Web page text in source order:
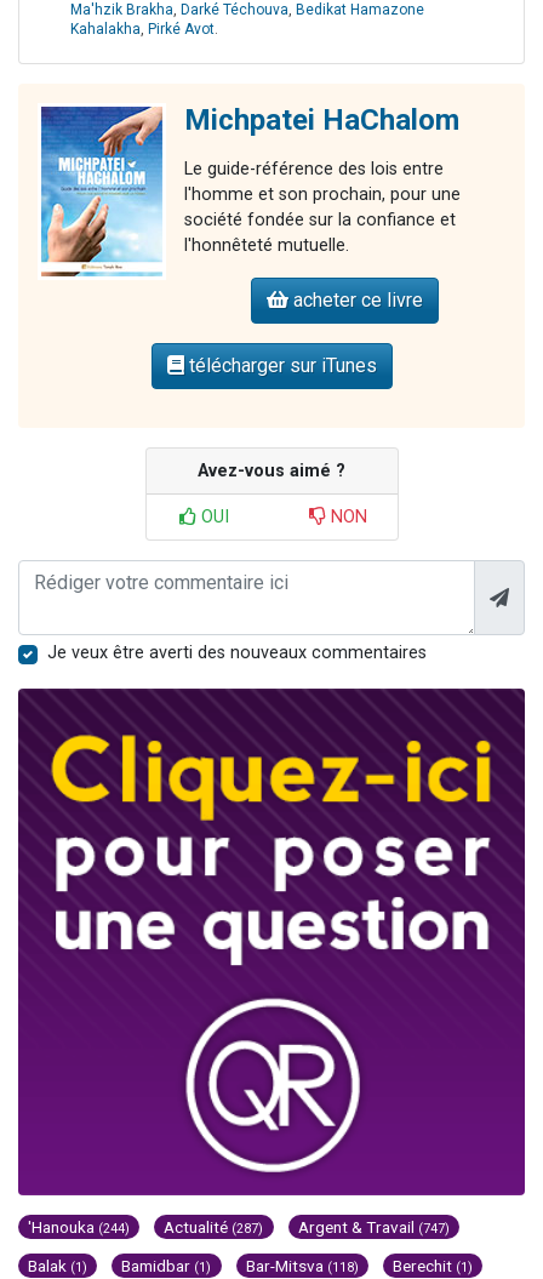
Ma'hzik Brakha, Darké Téchouva, Bedikat Hamazone
Kahalakha, Pirké Avot.
Michpatei HaChalom
Le guide-référence des lois entre
l'homme et son prochain, pour une
société fondée sur la confiance et
l'honnêteté mutuelle.
acheter ce livre
télécharger sur iTunes
Avez-vous aimé ?
OUI NON
Je veux être averti des nouveaux commentaires
'Hanouka (244) Actualité (287) Argent & Travail (747)
Balak (1) Bamidbar (1) Bar-Mitsva (118) Berechit (1)